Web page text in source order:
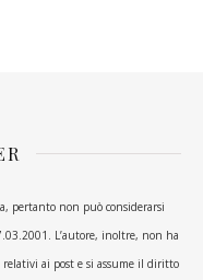
pertanto non può considerarsi
L’autore, inoltre, non ha
ai post e si assume il diritto